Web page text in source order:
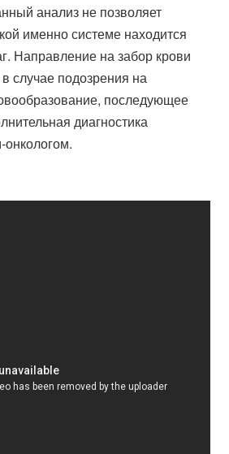
анализ не позволяет
именно системе находится
Направление на забор крови
случае подозрения на
последующее
диагностика